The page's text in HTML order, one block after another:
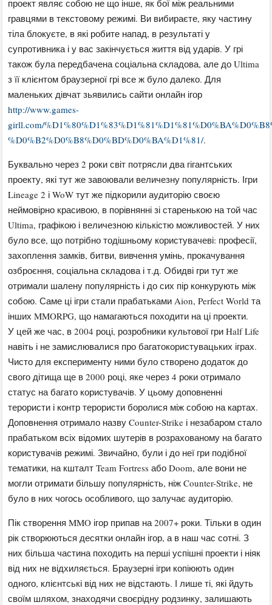
проект являє собою не що інше, як бої між реальними
гравцями в текстовому режимі. Ви вибираєте, яку частину
тіла блокуєте, в які робите напад, в результаті у
супротивника і у вас закінчується життя від ударів. У грі
також була передбачена соціальна складова, але до Ultima
з її клієнтом браузерної грі все ж було далеко. Для
маленьких дівчат зьявились сайти онлайн ігор
http://www.games-
girll.com/
%D0%B2%D0%B8%D0%BD%D0%BA%D1%81/.
Буквально через 2 роки світ потрясли два гігантських
проекту, які тут же завоювали величезну популярність. Ігри
Lineage 2 і WoW тут же підкорили аудиторію своєю
неймовірно красивою, в порівнянні зі старенькою на той час
Ultima, графікою і величезною кількістю можливостей. У них
було все, що потрібно тодішньому користувачеві: професії,
захоплення замків, битви, вивчення умінь, прокачування
озброєння, соціальна складова і т.д. Обидві гри тут же
отримали шалену популярність і до сих пір конкурують між
собою. Саме ці ігри стали прабатьками Aion, Perfect World та
інших MMORPG, що намагаються походити на ці проекти.
У цей же час, в 2004 році, розробники культової гри Half Life
навіть і не замислювалися про багатокористувацьких іграх.
Чисто для експерименту ними було створено додаток до
свого дітища ще в 2000 році, яке через 4 роки отримало
статус на багато користувачів. У цьому доповненні
терористи і контр терористи боролися між собою на картах.
Доповнення отримало назву Counter-Strike і незабаром стало
прабатьком всіх відомих шутерів в розрахованому на багато
користувачів режимі. Звичайно, були і до неї гри подібної
тематики, на кшталт Team Fortress або Doom, але вони не
могли отримати більшу популярність, ніж Counter-Strike, не
було в них чогось особливого, що залучає аудиторію.
Пік створення MMO ігор припав на 2007+ роки. Тільки в один
рік створюються десятки онлайн ігор, а в наш час сотні. З
них більша частина походить на перші успішні проекти і ніяк
від них не відхиляється. Браузерні ігри копіюють один
одного, клієнтські від них не відстають. І лише ті, які йдуть
своїм шляхом, знаходячи своєрідну родзинку, залишають